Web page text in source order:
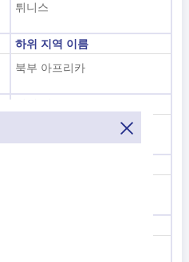
튀니스
하위 지역 이름
북부 아프리카